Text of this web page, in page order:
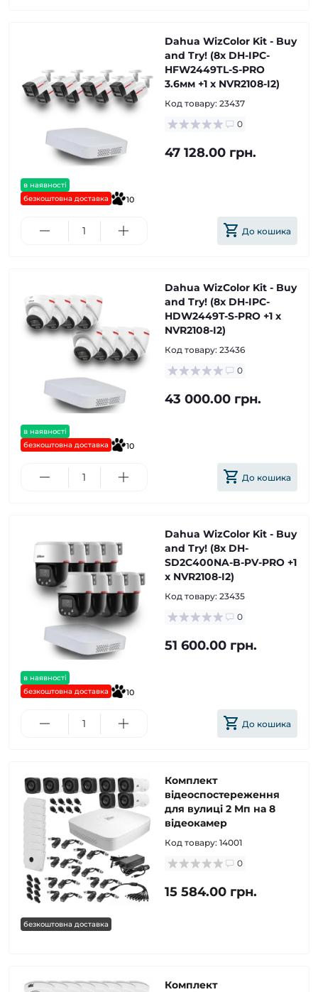
в наявності
безкоштовна доставка
10
Dahua WizColor Kit - Buy
and Try! (8х DH-IPC-
HFW2449TL-S-PRO
3.6мм +1 х NVR2108-I2)
Код товару: 23437
0
47 128.00 грн.
До кошика
в наявності
безкоштовна доставка
10
Dahua WizColor Kit - Buy
and Try! (8х DH-IPC-
HDW2449T-S-PRO +1 х
NVR2108-I2)
Код товару: 23436
0
43 000.00 грн.
До кошика
в наявності
безкоштовна доставка
10
Dahua WizColor Kit - Buy
and Try! (8х DH-
SD2C400NA-B-PV-PRO +1
х NVR2108-I2)
Код товару: 23435
0
51 600.00 грн.
До кошика
безкоштовна доставка
Комплект
відеоспостереження
для вулиці 2 Мп на 8
відеокамер
Код товару: 14001
0
15 584.00 грн.
Комплект